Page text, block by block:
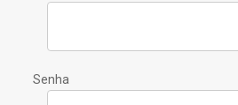
Senha